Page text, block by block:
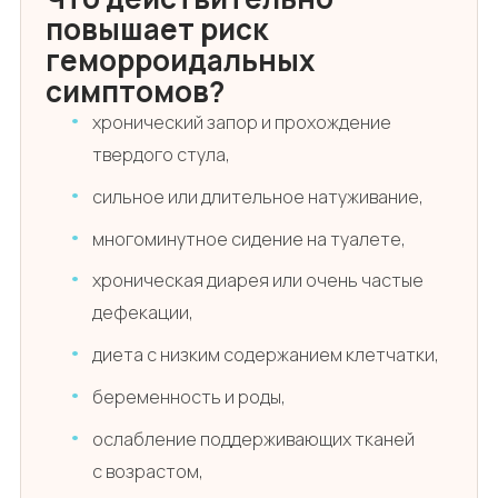
повышает риск
геморроидальных
симптомов?
хронический запор и прохождение
твердого стула,
сильное или длительное натуживание,
многоминутное сидение на туалете,
хроническая диарея или очень частые
дефекации,
диета с низким содержанием клетчатки,
беременность и роды,
ослабление поддерживающих тканей
с возрастом,